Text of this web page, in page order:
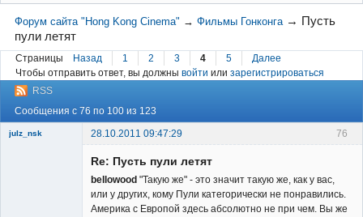
Новости
Пользователи
Поиск
Форум сайта "Hong Kong Cinema" →Фильмы Гонконга → Пусть
пули летят
Страницы Назад 1 2 3 4 5
Далее
Чтобы отправить ответ, вы должны войти или зарегистрироваться
RSS
Сообщения с 76 по 100 из 123
76
julz_nsk
28.10.2011 09:47:29
Re: Пусть пули летят
bellowood "Такую же" - это значит такую же, как у вас,
или у других, кому Пули категорически не понравились.
Америка с Европой здесь абсолютно не при чем. Вы же